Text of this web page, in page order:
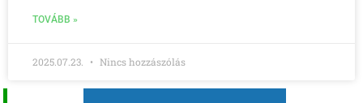
TOVÁBB »
2025.07.23. Nincs hozzászólás